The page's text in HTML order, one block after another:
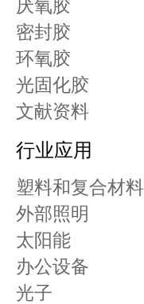
厌氧胶
密封胶
环氧胶
光固化胶
文献资料
行业应用
塑料和复合材料
外部照明
太阳能
办公设备
光子